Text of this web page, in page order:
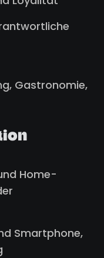
Gastronomie,
Home-
Smartphone,